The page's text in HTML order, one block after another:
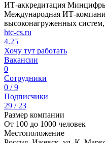
ИТ-аккредитация
Международная ИТ-
высоконагруженных
htc-cs.ru
4.25
Хочу тут работать
Вакансии
0
Сотрудники
0 / 9
Подписчики
29 / 23
Размер компании
От 100 до 1000 человек
Местоположение